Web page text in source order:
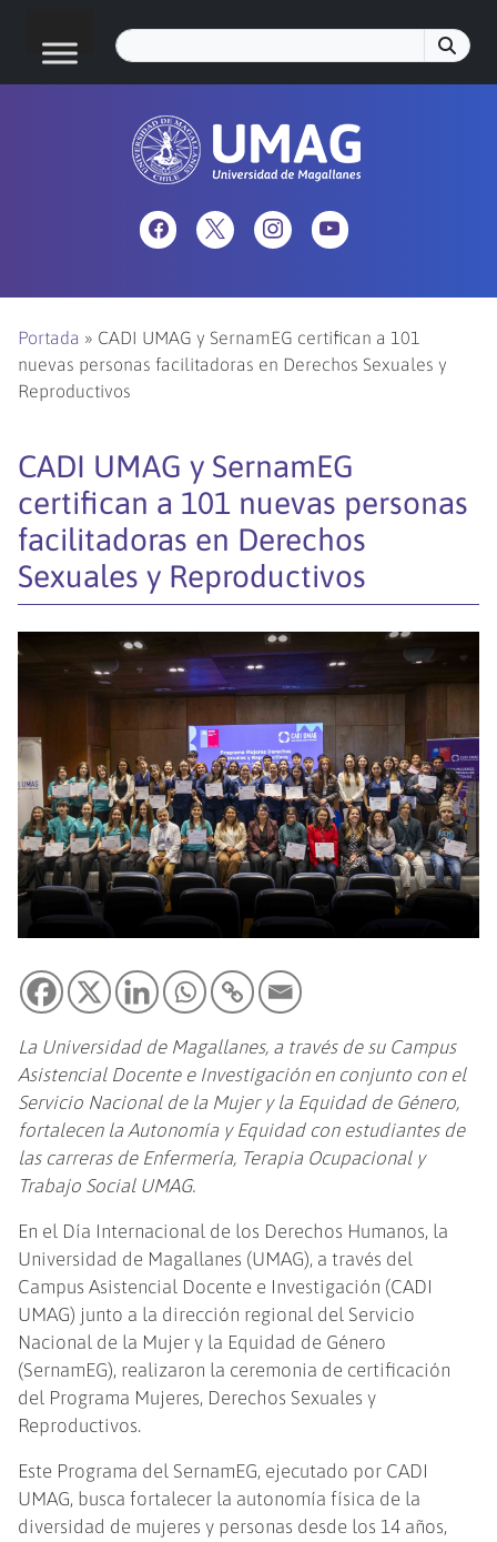
Portada » CADI UMAG y SernamEG certifican a 101
nuevas personas facilitadoras en Derechos Sexuales y
Reproductivos
CADI UMAG y SernamEG
certifican a 101 nuevas personas
facilitadoras en Derechos
Sexuales y Reproductivos
La Universidad de Magallanes, a través de su Campus
Asistencial Docente e Investigación en conjunto con el
Servicio Nacional de la Mujer y la Equidad de Género,
fortalecen la Autonomía y Equidad con estudiantes de
las carreras de Enfermería, Terapia Ocupacional y
Trabajo Social UMAG.
En el Día Internacional de los Derechos Humanos, la
Universidad de Magallanes (UMAG), a través del
Campus Asistencial Docente e Investigación (CADI
UMAG) junto a la dirección regional del Servicio
Nacional de la Mujer y la Equidad de Género
(SernamEG), realizaron la ceremonia de certificación
del Programa Mujeres, Derechos Sexuales y
Reproductivos.
Este Programa del SernamEG, ejecutado por CADI
UMAG, busca fortalecer la autonomía física de la
diversidad de mujeres y personas desde los 14 años,